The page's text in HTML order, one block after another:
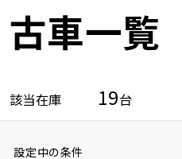
古車一覧
該当在庫 19台
設定中の条件